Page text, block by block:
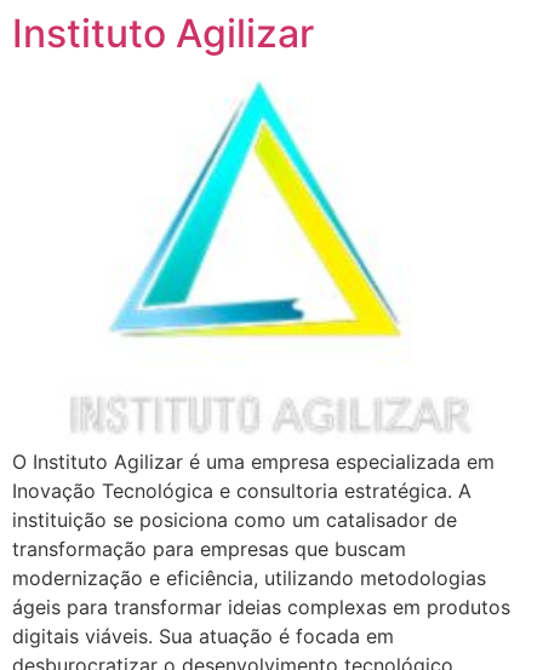
Instituto Agilizar
O Instituto Agilizar é uma empresa especializada em
Inovação Tecnológica e consultoria estratégica. A
instituição se posiciona como um catalisador de
transformação para empresas que buscam
modernização e eficiência, utilizando metodologias
ágeis para transformar ideias complexas em produtos
digitais viáveis. Sua atuação é focada em
desburocratizar o desenvolvimento tecnológico,